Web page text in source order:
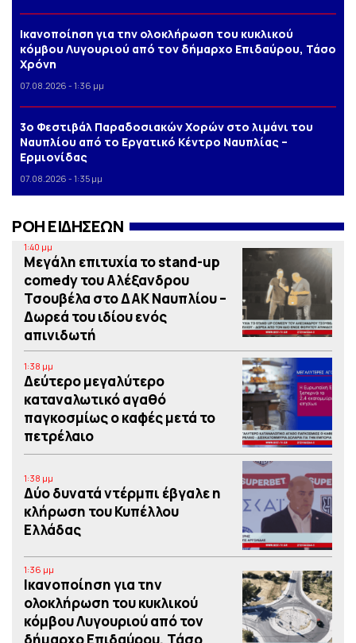
Iκανοποίηση για την ολοκλήρωση του κυκλικού
κόμβου Λυγουριού από τον δήμαρχο Επιδαύρου, Τάσο
Χρόνη
07.08.2026 - 1:36 μμ
3o Φεστιβάλ Παραδοσιακών Χορών στο λιμάνι του
Ναυπλίου από το Εργατικό Κέντρο Ναυπλίας –
Ερμιονίδας
07.08.2026 - 1:35 μμ
ΡΟΗ ΕΙΔΗΣΕΩΝ
1:40 μμ
Μεγάλη επιτυχία το stand-up
comedy του Αλέξανδρου
Τσουβέλα στο ΔΑΚ Ναυπλίου –
Δωρεά του ιδίου ενός
απινιδωτή
1:38 μμ
Δεύτερο μεγαλύτερο
καταναλωτικό αγαθό
παγκοσμίως ο καφές μετά το
πετρέλαιο
1:38 μμ
Δύο δυνατά ντέρμπι έβγαλε η
κλήρωση του Κυπέλλου
Ελλάδας
1:36 μμ
Iκανοποίηση για την
ολοκλήρωση του κυκλικού
κόμβου Λυγουριού από τον